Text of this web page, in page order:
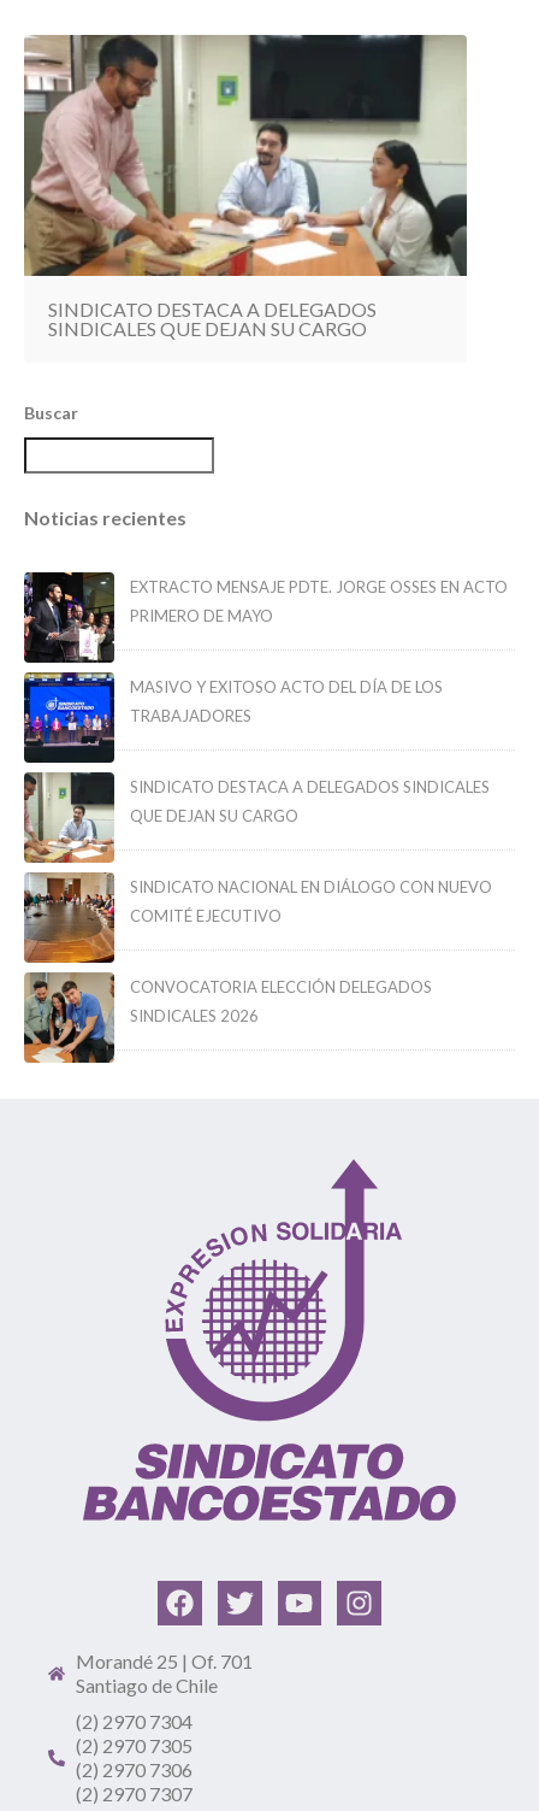
SINDICATO DESTACA A DELEGADOS
SINDICALES QUE DEJAN SU CARGO
Buscar
Noticias recientes
EXTRACTO MENSAJE PDTE. JORGE OSSES EN ACTO
PRIMERO DE MAYO
MASIVO Y EXITOSO ACTO DEL DÍA DE LOS
TRABAJADORES
SINDICATO DESTACA A DELEGADOS SINDICALES
QUE DEJAN SU CARGO
SINDICATO NACIONAL EN DIÁLOGO CON NUEVO
COMITÉ EJECUTIVO
CONVOCATORIA ELECCIÓN DELEGADOS
SINDICALES 2026
Morandé 25 | Of. 701
Santiago de Chile
(2) 2970 7304
(2) 2970 7305
(2) 2970 7306
(2) 2970 7307